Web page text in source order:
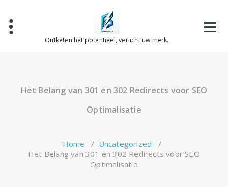
inhoud
Ontketen het potentieel, verlicht uw merk.
Het Belang van 301 en 302 Redirects voor SEO
Optimalisatie
Home / Uncategorized /
Het Belang van 301 en 302 Redirects voor SEO
Optimalisatie